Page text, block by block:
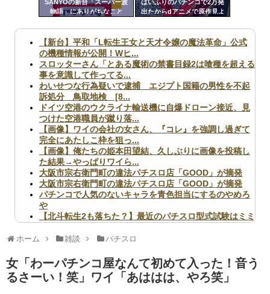
SANYOの新台「スーパー波
物語」にありがちなこと
はいふりのパチンコで2万発
出たからdアニメで原作見よ
ツー
【新台】平和「L転生王女と天才令嬢の魔法革命」公式
の機種情報が公開！Wヒ...
スロッターさん「とある魔術の禁書目録2は喰種を超える
事を意識して作ってる...
わいせつな行為疑いで逮捕 エジプト国籍の男性を不起
訴処分 鳥取地検 [8...
ドイツ空港のウクライナ輸送機に自爆ドローン接近、見
つけた空港職員が蹴り落...
【画像】ワイの会社の女さん、『コレ』を強調し過ぎて
完全にあたしこ枠を狙っ...
【画像】俺たちの姫本田望結、久しぶりに画像を投稿し
た結果→やっぱりワイら...
大阪市宗右衛門町の違法パチスロ店「GOOD」が摘発
大阪市宗右衛門町の違法パチスロ店「GOOD」が摘発
パチンコで人気のないキャラを青色担当にするのやめろ
や
【北斗転生2も落ちた？】最近のパチスロ型式試験はミミ
無職のパチンコカス(22)なんやが、ワイの人生どれくら
AngelBeats!とかいうクソアニメの思い出ｗｗｗ
ホーム 雑談 パチスロ
女「わーパチンコ屋なんて初めて入った！音う
るさーい！笑」ワイ「あははは、やろ笑」